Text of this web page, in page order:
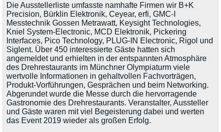
Die Ausstellerliste umfasste namhafte Firmen wir B+K
Precision, Bürklin Elektronik, Ceyear, erfi, GMC-I
Messtechnik Gossen Metrawatt, Keysight Technologies,
Kniel System-Electronic, MCD Elektronik, Pickering
Interfaces, Pico Technology, PLUG-IN Electronic, Rigol und
Siglent. Über 450 interessierte Gäste hatten sich
angemeldet und erhielten in der entspannten Atmosphäre
des Drehrestaurants im Münchner Olympiaturm viele
wertvolle Informationen in gehaltvollen Fachvorträgen,
Produkt-Vorführungen, Gesprächen und beim Networking.
Abgerundet wurde die Messe durch die hervorragende
Gastronomie des Drehrestaurants. Veranstalter, Aussteller
und Gäste waren mit viel Begeisterung dabei und werten
das Event 2019 wieder als großen Erfolg.